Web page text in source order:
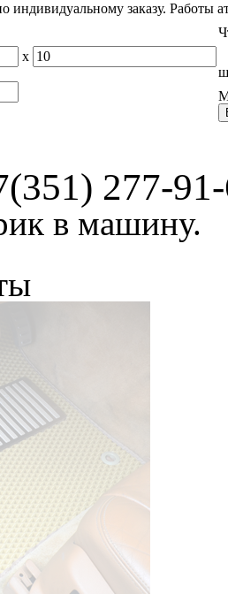
заказу. Работы
x
277-
в машину.